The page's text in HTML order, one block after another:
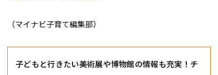
（マイナビ子育て編集部）
子どもと行きたい美術展や博物館の情報も充実！チ